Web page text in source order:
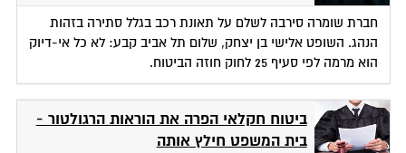
חברת שומרה סירבה לשלם על תאונת רכב בגלל סתירה בזהות
הנהג. השופט אלישי בן יצחק, שלום תל אביב קבע: לא כל אי-דיוק
הוא מרמה לפי סעיף 25 לחוק חוזה הביטוח.
ביטוח חקלאי הפרה את הוראות הרגולטור -
בית המשפט חילץ אותה